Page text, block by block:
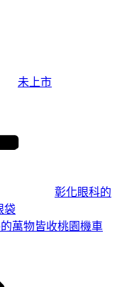
未上市
彰化眼科的
袋
萬物皆收桃園機車